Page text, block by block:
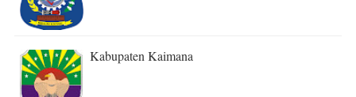
Kabupaten Kaimana